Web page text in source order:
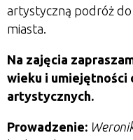
artystyczną podróż do
miasta.
Na zajęcia
wieku i umiejętności
artystycznych.
Prowadzenie: